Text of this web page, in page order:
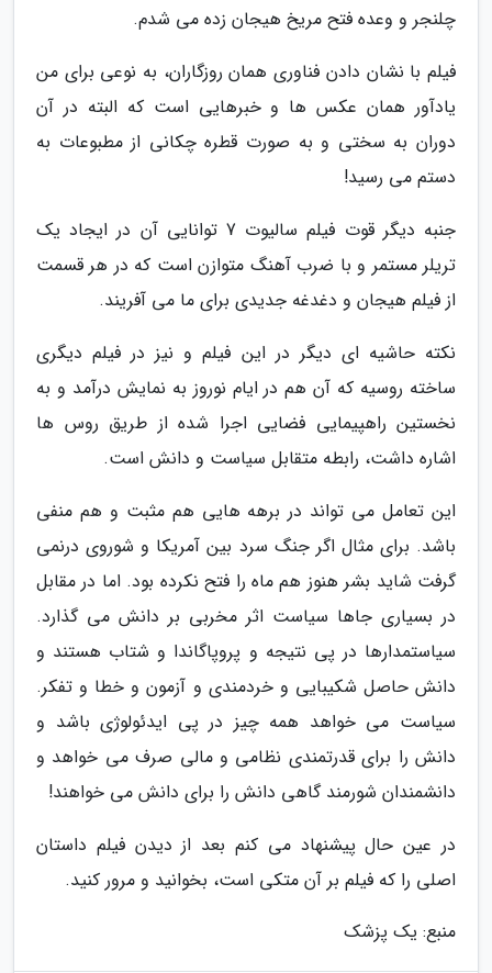
چلنجر و وعده فتح مریخ هیجان زده می شدم.
فیلم با نشان دادن فناوری همان روزگاران، به نوعی برای من
یادآور همان عکس ها و خبرهایی است که البته در آن
دوران به سختی و به صورت قطره چکانی از مطبوعات به
دستم می رسید!
جنبه دیگر قوت فیلم سالیوت 7 توانایی آن در ایجاد یک
تریلر مستمر و با ضرب آهنگ متوازن است که در هر قسمت
از فیلم هیجان و دغدغه جدیدی برای ما می آفریند.
نکته حاشیه ای دیگر در این فیلم و نیز در فیلم دیگری
ساخته روسیه که آن هم در ایام نوروز به نمایش درآمد و به
نخستین راهپیمایی فضایی اجرا شده از طریق روس ها
اشاره داشت، رابطه متقابل سیاست و دانش است.
این تعامل می تواند در برهه هایی هم مثبت و هم منفی
باشد. برای مثال اگر جنگ سرد بین آمریکا و شوروی درنمی
گرفت شاید بشر هنوز هم ماه را فتح نکرده بود. اما در مقابل
در بسیاری جاها سیاست اثر مخربی بر دانش می گذارد.
سیاستمدارها در پی نتیجه و پروپاگاندا و شتاب هستند و
دانش حاصل شکیبایی و خردمندی و آزمون و خطا و تفکر.
سیاست می خواهد همه چیز در پی ایدئولوژی باشد و
دانش را برای قدرتمندی نظامی و مالی صرف می خواهد و
دانشمندان شورمند گاهی دانش را برای دانش می خواهند!
در عین حال پیشنهاد می کنم بعد از دیدن فیلم داستان
اصلی را که فیلم بر آن متکی است، بخوانید و مرور کنید.
منبع: یک پزشک